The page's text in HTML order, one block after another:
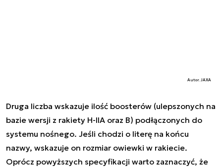
Autor. JAXA
Druga liczba wskazuje ilość boosterów (ulepszonych na
bazie wersji z rakiety H-IIA oraz B) podłączonych do
systemu nośnego. Jeśli chodzi o literę na końcu
nazwy, wskazuje on rozmiar owiewki w rakiecie.
Oprócz powyższych specyfikacji warto zaznaczyć, że